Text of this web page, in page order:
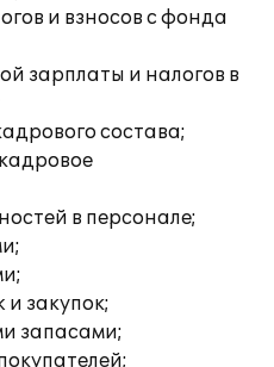
и взносов с фонда
зарплаты и налогов в
состава;
в персонале;
закупок;
запасами;